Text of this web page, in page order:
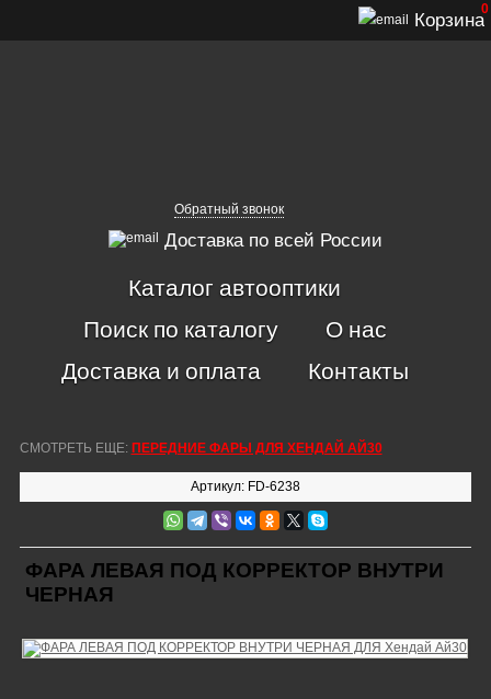
Обратный звонок
Доставка по всей России
Корзина
0
Каталог автооптики
Поиск по каталогу
О нас
Доставка и оплата
Контакты
СМОТРЕТЬ ЕЩЕ: ПЕРЕДНИЕ ФАРЫ ДЛЯ ХЕНДАЙ АЙ30
Артикул: FD-6238
ФАРА ЛЕВАЯ ПОД КОРРЕКТОР ВНУТРИ
ЧЕРНАЯ